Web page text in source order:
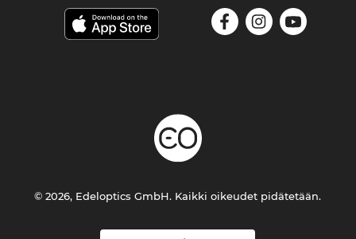
© 2026, Edeloptics GmbH. Kaikki oikeudet pidätetään.